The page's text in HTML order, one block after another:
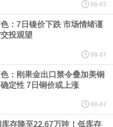
美元/盎司。
首席技术官王兴兴在网上路演时表示，
累，公司逐步形成了包括一体化关节集
体集成技术、机器人激光雷达全自研核
08-07
：7日镍价下跌 市场情绪谨
投观望
08-07
：刚果金出口禁令叠加美铜
定性 7日铜价或上涨
08-07
库存降至22.67万吨！低库存